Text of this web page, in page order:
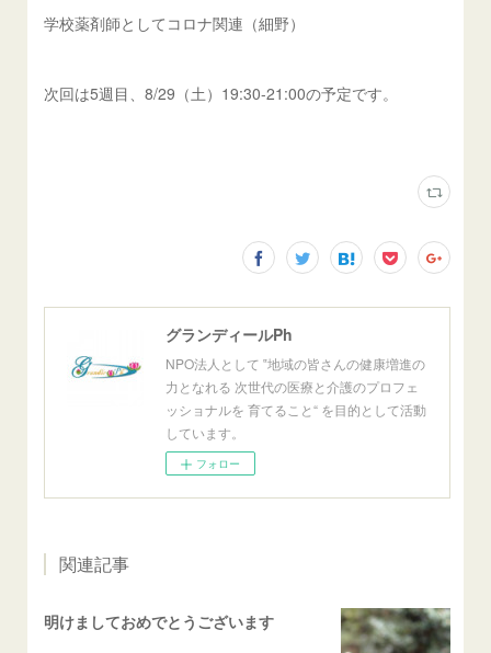
学校薬剤師としてコロナ関連（細野）
次回は5週目、8/29（土）19:30-21:00の予定です。
グランディールPh
NPO法人として ‟地域の皆さんの健康増進の
力となれる 次世代の医療と介護のプロフェ
ッショナルを 育てること“ を目的として活動
しています。
フォロー
関連記事
明けましておめでとうございます